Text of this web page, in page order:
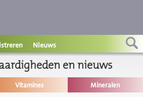
Nieuws
en nieuws
Vitamines Mineralen